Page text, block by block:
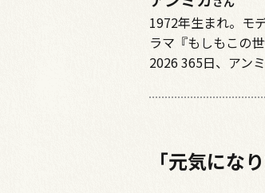
1972年生まれ。モ
ラマ『もしもこの
2026 365日、アン
「元気にな